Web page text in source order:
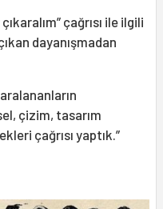
çağrısı ile ilgili
dayanışmadan
çizim, tasarım
çağrısı yaptık.”